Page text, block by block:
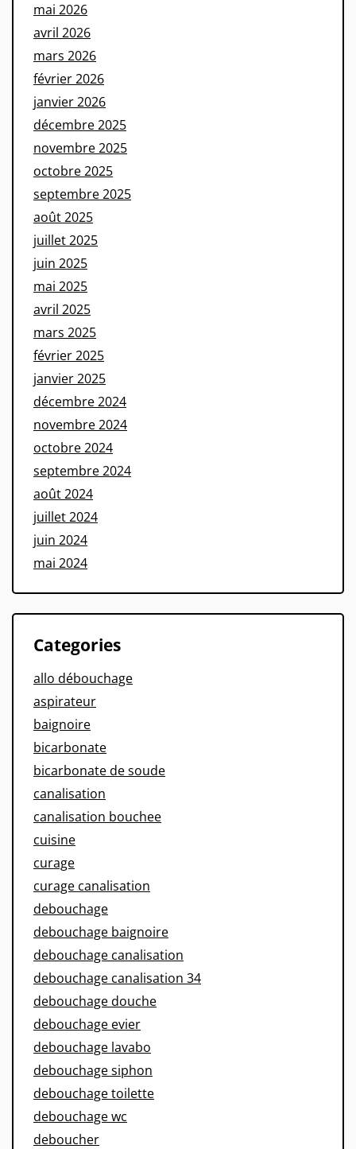
mai 2026
avril 2026
mars 2026
février 2026
janvier 2026
décembre 2025
novembre 2025
octobre 2025
septembre 2025
août 2025
juillet 2025
juin 2025
mai 2025
avril 2025
mars 2025
février 2025
janvier 2025
décembre 2024
novembre 2024
octobre 2024
septembre 2024
août 2024
juillet 2024
juin 2024
mai 2024
Categories
allo débouchage
aspirateur
baignoire
bicarbonate
bicarbonate de soude
canalisation
canalisation bouchee
cuisine
curage
curage canalisation
debouchage
debouchage baignoire
debouchage canalisation
debouchage canalisation 34
debouchage douche
debouchage evier
debouchage lavabo
debouchage siphon
debouchage toilette
debouchage wc
deboucher